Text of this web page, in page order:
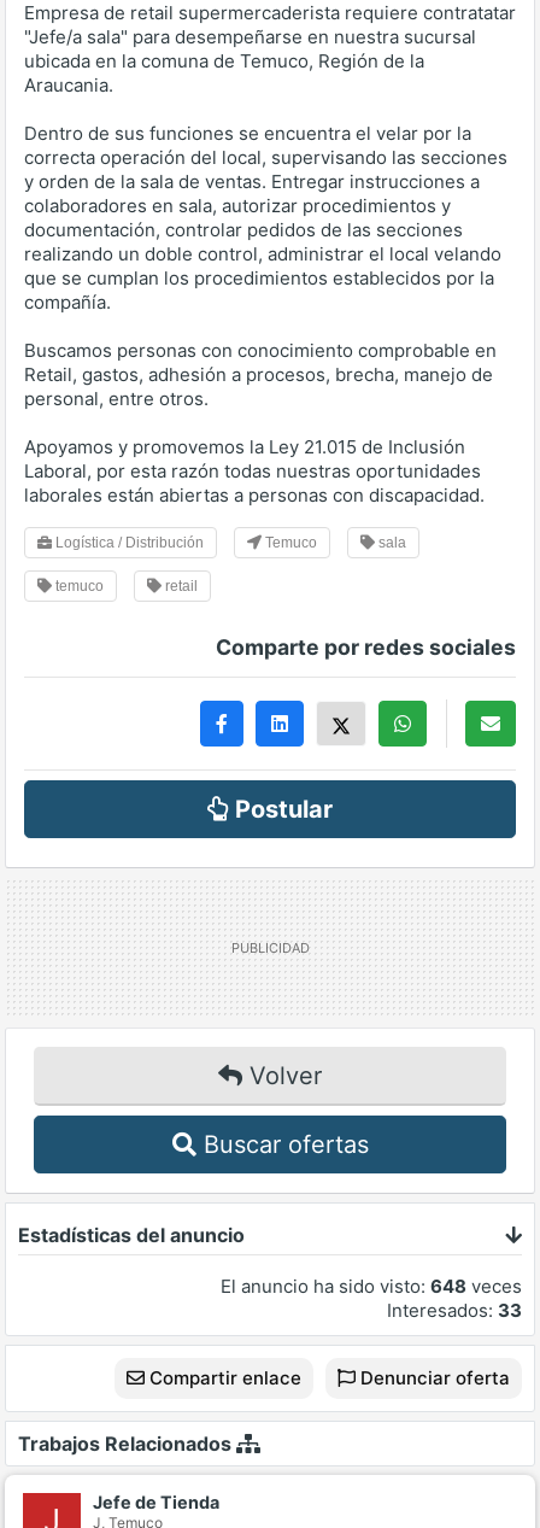
Empresa de retail supermercaderista requiere contratatar
"Jefe/a sala" para desempeñarse en nuestra sucursal
ubicada en la comuna de Temuco, Región de la
Araucania.
Dentro de sus funciones se encuentra el velar por la
correcta operación del local, supervisando las secciones
y orden de la sala de ventas. Entregar instrucciones a
colaboradores en sala, autorizar procedimientos y
documentación, controlar pedidos de las secciones
realizando un doble control, administrar el local velando
que se cumplan los procedimientos establecidos por la
compañía.
Buscamos personas con conocimiento comprobable en
Retail, gastos, adhesión a procesos, brecha, manejo de
personal, entre otros.
Apoyamos y promovemos la Ley 21.015 de Inclusión
Laboral, por esta razón todas nuestras oportunidades
laborales están abiertas a personas con discapacidad.
Logística / Distribución Temuco sala
temuco retail
Comparte por redes sociales
Postular
Volver
Buscar ofertas
Estadísticas del anuncio
El anuncio ha sido visto: 648 veces
Interesados: 33
Compartir enlace Denunciar oferta
Trabajos Relacionados
J Jefe de Tienda
J, Temuco